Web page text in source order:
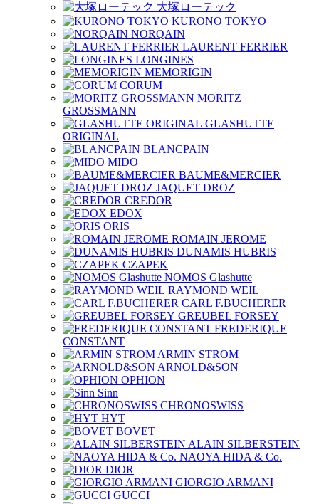
大塚ローテック
KURONO TOKYO
NORQAIN
LAURENT FERRIER
LONGINES
MEMORIGIN
CORUM
MORITZ
GROSSMANN
GLASHUTTE
ORIGINAL
BLANCPAIN
MIDO
BAUME&MERCIER
JAQUET DROZ
CREDOR
EDOX
ORIS
ROMAIN JEROME
DUNAMIS HUBRIS
CZAPEK
NOMOS Glashutte
RAYMOND WEIL
CARL F.BUCHERER
GREUBEL FORSEY
FREDERIQUE
CONSTANT
ARMIN STROM
ARNOLD&SON
OPHION
Sinn
CHRONOSWISS
HYT
BOVET
ALAIN SILBERSTEIN
NAOYA HIDA & Co.
DIOR
GIORGIO ARMANI
GUCCI